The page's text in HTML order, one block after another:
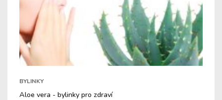
BYLINKY
Aloe vera - bylinky pro zdraví